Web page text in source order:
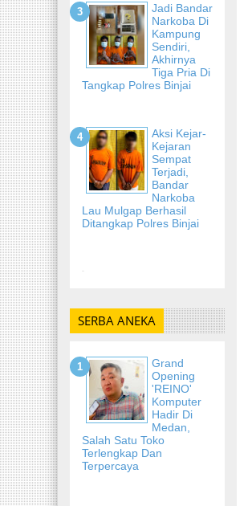
Jadi Bandar
Narkoba Di
Kampung
Sendiri,
Akhirnya
Tiga Pria Di
Tangkap Polres Binjai
Aksi Kejar-
Kejaran
Sempat
Terjadi,
Bandar
Narkoba
Lau Mulgap Berhasil
Ditangkap Polres Binjai
-
SERBA ANEKA
Grand
Opening
'REINO'
Komputer
Hadir Di
Medan,
Salah Satu Toko
Terlengkap Dan
Terpercaya